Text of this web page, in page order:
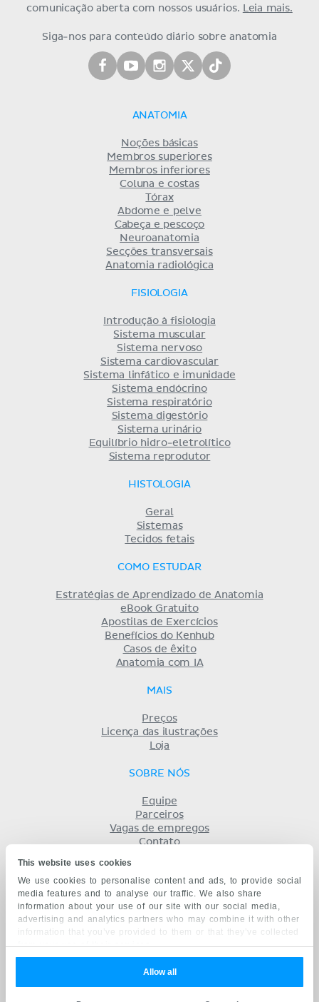
This website uses cookies
We use cookies to personalise content and ads, to provide social
media features and to analyse our traffic. We also share
information about your use of our site with our social media,
advertising and analytics partners who may combine it with other
information that you’ve provided to them or that they’ve collected
from your use of their services.
Allow all
comunicação aberta com nossos usuários. Leia mais.
Siga-nos para conteúdo diário sobre anatomia
ANATOMIA
Noções básicas
Membros superiores
Membros inferiores
Coluna e costas
Tórax
Abdome e pelve
Cabeça e pescoço
Neuroanatomia
Secções transversais
Anatomia radiológica
FISIOLOGIA
Introdução à fisiologia
Sistema muscular
Sistema nervoso
Sistema cardiovascular
Sistema linfático e imunidade
Sistema endócrino
Sistema respiratório
Sistema digestório
Sistema urinário
Equilíbrio hidro-eletrolítico
Sistema reprodutor
HISTOLOGIA
Geral
Sistemas
Tecidos fetais
COMO ESTUDAR
Estratégias de Aprendizado de Anatomia
eBook Gratuito
Apostilas de Exercícios
Benefícios do Kenhub
Casos de êxito
Anatomia com IA
MAIS
Preços
Licença das ilustrações
Loja
SOBRE NÓS
Equipe
Parceiros
Vagas de empregos
Contato
Privacidade
KENHUB EM...
English